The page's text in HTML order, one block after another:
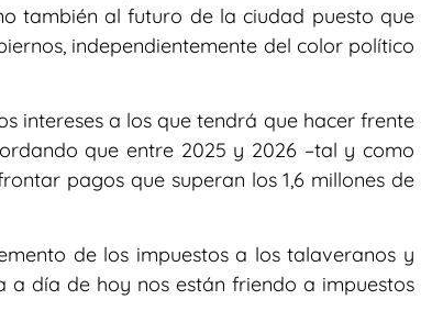
también al futuro de la ciudad puesto que
independientemente del color político
intereses a los que tendrá que hacer frente
que entre 2025 y 2026 –tal y como
pagos que superan los 1,6 millones de
de los impuestos a los talaveranos y
día de hoy nos están friendo a impuestos